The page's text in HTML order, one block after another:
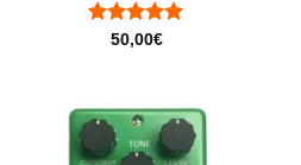
Valorado
50,00€